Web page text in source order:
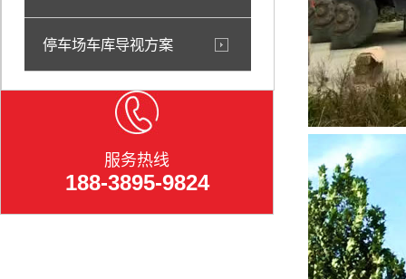
停车场车库导视方案
服务热线
188-3895-9824